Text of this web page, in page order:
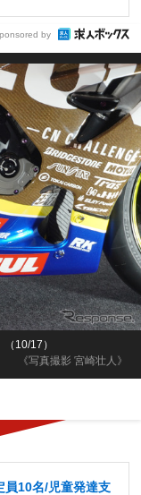
by
《写真撮影 宮崎壮人》
10/17）
員10名/児童発達支